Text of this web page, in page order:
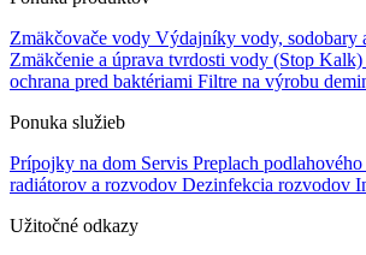
Zmäkčovače vody Výdajníky vody, sodobary
Zmäkčenie a úprava tvrdosti vody (Stop Kalk)
ochrana pred baktériami Filtre na výrobu
Ponuka služieb
Prípojky na dom Servis Preplach
radiátorov a rozvodov Dezinfekcia rozvodov
Užitočné odkazy